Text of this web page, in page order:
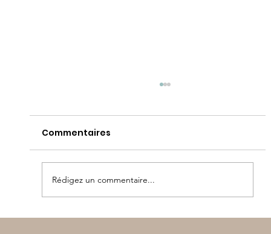
Sortie au Lac de Guerlédan
Commentaires
Rédigez un commentaire...